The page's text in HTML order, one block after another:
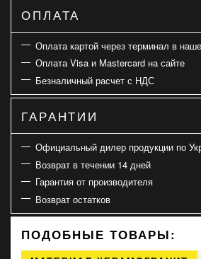
ОПЛАТА
Оплата картой через терминал в
Оплата Visa и Mastercard на сайте
Безналичный расчет с НДС
ГАРАНТИИ
Официальный дилер продукции по
Возврат в течении 14 дней
Гарантия от производителя
Возврат остатков
ПОДОБНЫЕ ТОВАРЫ: